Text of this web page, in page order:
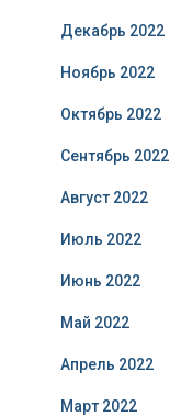
Декабрь 2022
Ноябрь 2022
Октябрь 2022
Сентябрь 2022
Август 2022
Июль 2022
Июнь 2022
Май 2022
Апрель 2022
Март 2022